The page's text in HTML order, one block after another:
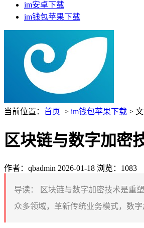
im安卓下载
im钱包苹果下载
当前位置： 首页 > im钱包苹果下载 >
区块链与数字加密
作者：qbadmin 2026-01-18 浏览：1083
导读：
区块链与数字加密技术是重
众多领域，革新传统业务模式，数